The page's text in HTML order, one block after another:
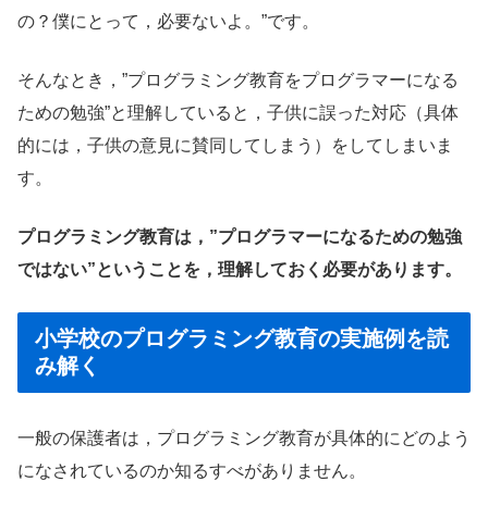
の？僕にとって，必要ないよ。”です。
そんなとき，”プログラミング教育をプログラマーになる
ための勉強”と理解していると，子供に誤った対応（具体
的には，子供の意見に賛同してしまう）をしてしまいま
す。
プログラミング教育は，”プログラマーになるための勉強
ではない”ということを，理解しておく必要があります。
小学校のプログラミング教育の実施例を読
み解く
一般の保護者は，プログラミング教育が具体的にどのよう
になされているのか知るすべがありません。